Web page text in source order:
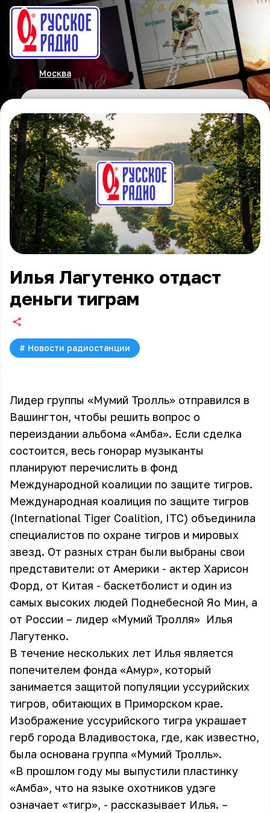
Москва
Илья Лагутенко отдаст
деньги тиграм
# Новости радиостанции
Лидер группы «Мумий Тролль» отправился в
Вашингтон, чтобы решить вопрос о
переиздании альбома «Амба». Если сделка
состоится, весь гонорар музыканты
планируют перечислить в фонд
Международной коалиции по защите тигров.
Международная коалиция по защите тигров
(International Tiger Coalition, ITC) объединила
специалистов по охране тигров и мировых
звезд. От разных стран были выбраны свои
представители: от Америки - актер Харисон
Форд, от Китая - баскетболист и один из
самых высоких людей Поднебесной Яо Мин, а
от России – лидер «Мумий Тролля» Илья
Лагутенко.
В течение нескольких лет Илья является
попечителем фонда «Амур», который
занимается защитой популяции уссурийских
тигров, обитающих в Приморском крае.
Изображение уссурийского тигра украшает
герб города Владивостока, где, как известно,
была основана группа «Мумий Тролль».
«В прошлом году мы выпустили пластинку
«Амба», что на языке охотников удэге
означает «тигр», - рассказывает Илья. –